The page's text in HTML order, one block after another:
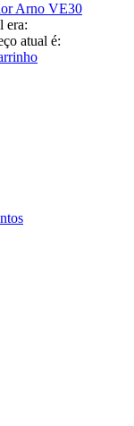
Arno VE30
era:
atual é: